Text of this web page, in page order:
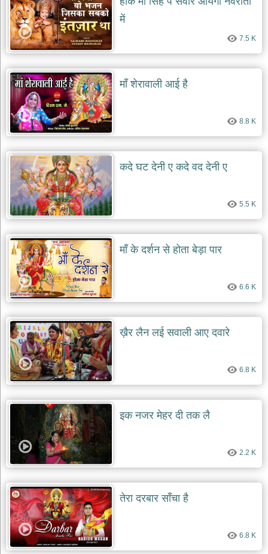
में
7.5 K
माँ शेरावाली आई है
8.8 K
कदे घट देनी ए कदे वद देनी ए
5.5 K
माँ के दर्शन से होता बेड़ा पार
6.6 K
ख़ैर लैन लई सवाली आए दवारे
6.8 K
इक नजर मेहर दी तक लै
2.2 K
तेरा दरबार साँचा है
6.8 K